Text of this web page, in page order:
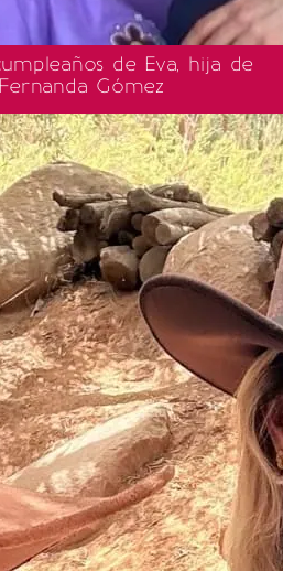
de Eva, hija de
Gómez